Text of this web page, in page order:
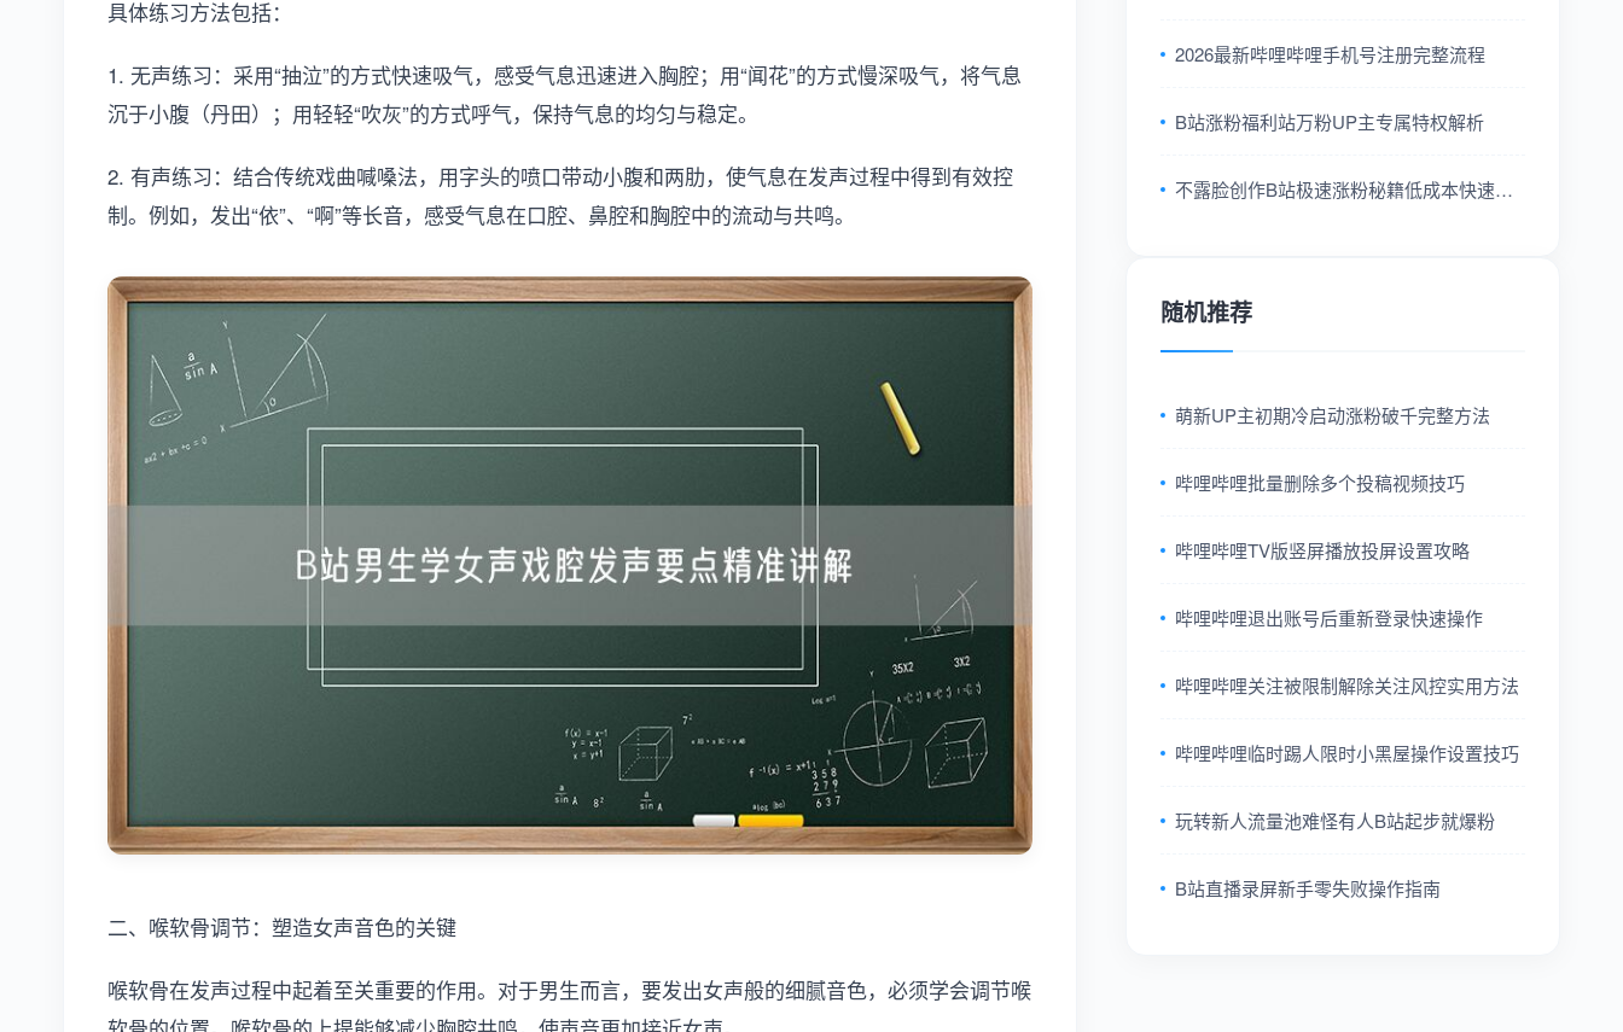
具体练习方法包括：
1. 无声练习：采用“抽泣”的方式快速吸气，感受气息迅速进入胸腔；用“闻花”的方式慢深吸气，将气息
沉于小腹（丹田）；用轻轻“吹灰”的方式呼气，保持气息的均匀与稳定。
2. 有声练习：结合传统戏曲喊嗓法，用字头的喷口带动小腹和两肋，使气息在发声过程中得到有效控
制。例如，发出“依”、“啊”等长音，感受气息在口腔、鼻腔和胸腔中的流动与共鸣。
二、喉软骨调节：塑造女声音色的关键
喉软骨在发声过程中起着至关重要的作用。对于男生而言，要发出女声般的细腻音色，必须学会调节喉
2026最新哔哩哔哩手机号注册完整流程
B站涨粉福利站万粉UP主专属特权解析
不露脸创作B站极速涨粉秘籍低成本快速出
随机推荐
萌新UP主初期冷启动涨粉破千完整方法
哔哩哔哩批量删除多个投稿视频技巧
哔哩哔哩TV版竖屏播放投屏设置攻略
哔哩哔哩退出账号后重新登录快速操作
哔哩哔哩关注被限制解除关注风控实用方法
哔哩哔哩临时踢人限时小黑屋操作设置技巧
玩转新人流量池难怪有人B站起步就爆粉
B站直播录屏新手零失败操作指南